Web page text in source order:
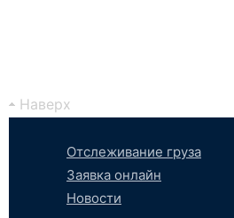
Наверх
Отслеживание груза
Заявка онлайн
Новости